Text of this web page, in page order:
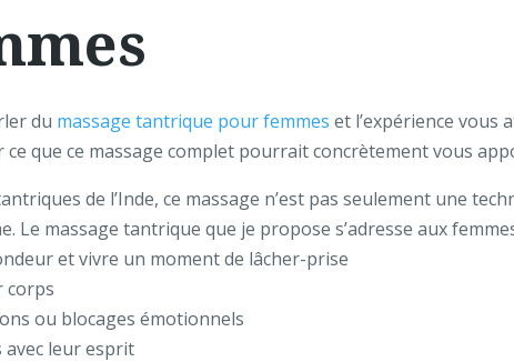
du massage tantrique pour femmes et l’expérience vous
ce que ce massage complet pourrait concrètement vous
de l’Inde, ce massage n’est pas seulement une
Le massage tantrique que je propose s’adresse aux
et vivre un moment de lâcher-prise
corps
ou blocages émotionnels
avec leur esprit